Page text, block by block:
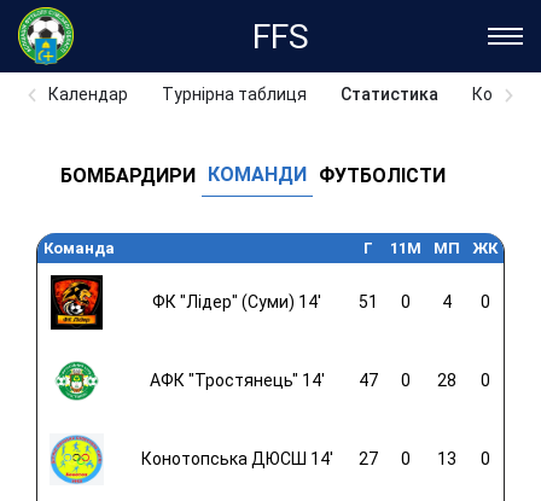
FFS
Календар Турнірна таблиця Статистика
БОМБАРДИРИ КОМАНДИ ФУТБОЛІСТИ
Команда Г 11M МП ЖК
ФК "Лідер" (Суми) 14' 51 0 4 0
АФК "Тростянець" 14' 47 0 28 0
Конотопська ДЮСШ 14' 27 0 13 0